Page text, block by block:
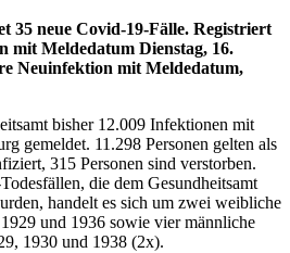
35 neue Covid-19-Fälle. Registriert
mit Meldedatum Dienstag, 16.
Neuinfektion mit Meldedatum,
bisher 12.009 Infektionen mit
gemeldet. 11.298 Personen gelten als
315 Personen sind verstorben.
die dem Gesundheitsamt
handelt es sich um zwei weibliche
und 1936 sowie vier männliche
1930 und 1938 (2x).